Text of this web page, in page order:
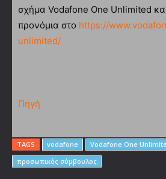
σχήμα Vodafone One Unlimited
προνόμια στο https://
unlimited/
Πηγή
TAGS vodafone Vodafone Οne
προσωπικός σύμβουλος